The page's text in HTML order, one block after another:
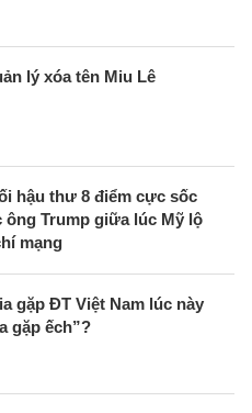
lý xóa tên Miu Lê
hậu thư 8 điểm cực sốc
ông Trump giữa lúc Mỹ lộ
mạng
gặp ĐT Việt Nam lúc này
gặp ếch”?